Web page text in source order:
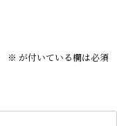
※ が付いている欄は必須